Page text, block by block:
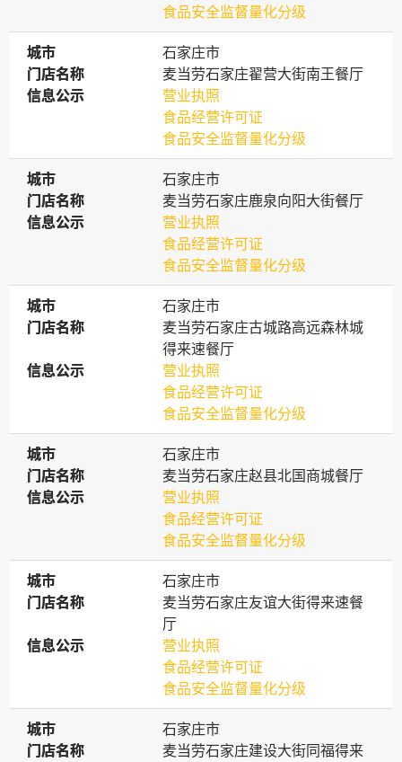
食品安全监督量化分级
城市
城市
石家庄市
门店名称
门店名称
麦当劳石家庄翟营大街南王餐厅
信息公示
信息公示
营业执照
食品经营许可证
食品安全监督量化分级
城市
城市
石家庄市
门店名称
门店名称
麦当劳石家庄鹿泉向阳大街餐厅
信息公示
信息公示
营业执照
食品经营许可证
食品安全监督量化分级
城市
城市
石家庄市
门店名称
门店名称
麦当劳石家庄古城路高远森林城
得来速餐厅
信息公示
信息公示
营业执照
食品经营许可证
食品安全监督量化分级
城市
城市
石家庄市
门店名称
门店名称
麦当劳石家庄赵县北国商城餐厅
信息公示
信息公示
营业执照
食品经营许可证
食品安全监督量化分级
城市
城市
石家庄市
门店名称
门店名称
麦当劳石家庄友谊大街得来速餐
厅
信息公示
信息公示
营业执照
食品经营许可证
食品安全监督量化分级
城市
城市
石家庄市
门店名称
门店名称
麦当劳石家庄建设大街同福得来